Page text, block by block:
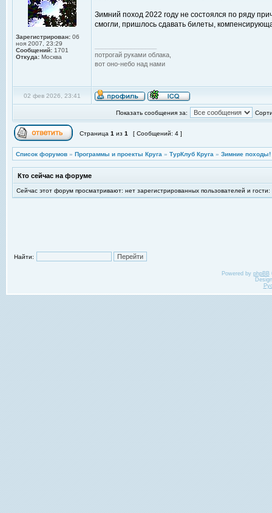
Зарегистрирован: 06
ноя 2007, 23:29
Сообщений: 1701
Откуда: Москва
Зимний поход 2022 году не состоялся по ряду
смогли, пришлось сдавать билеты,
потрогай руками облака,
вот оно-небо над нами
02 фев 2026, 23:41
Показать сообщения за:
Страница 1 из 1 [ Сообщений: 4 ]
Список форумов » Программы и проекты Круга » ТурКлуб Круга » Зимние походы!
Кто сейчас на форуме
Сейчас этот форум просматривают: нет зарегистрированных пользователей и гости:
Найти:
Powered by phpBB